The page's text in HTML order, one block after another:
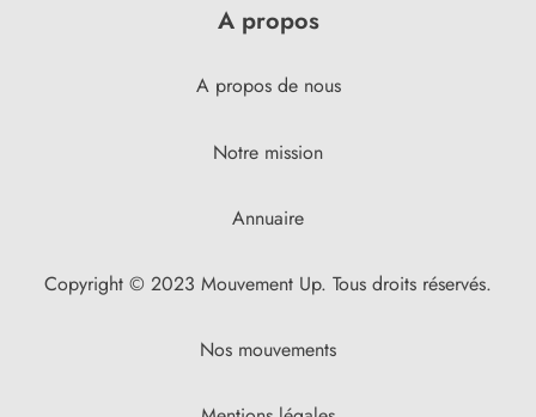
A propos
A propos de nous
Notre mission
Annuaire
Copyright © 2023 Mouvement Up. Tous droits réservés.
Nos mouvements